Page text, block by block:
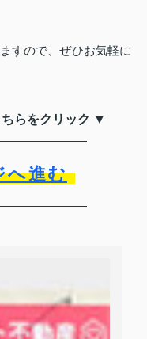
すので、ぜひお気軽に
らをクリック ▼
へ進む